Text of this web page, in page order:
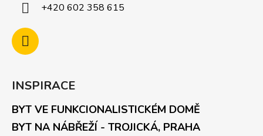
+420 602 358 615
INSPIRACE
BYT VE FUNKCIONALISTICKÉM DOMĚ
BYT NA NÁBŘEŽÍ - TROJICKÁ, PRAHA